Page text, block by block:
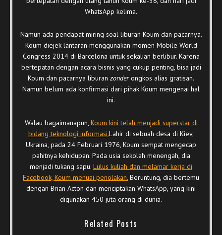
WhatsApp kelima.
Namun ada pendapat miring soal liburan Koum dan pacarnya.
Koum diejek lantaran menggunakan momen Mobile World
Congress 2014 di Barcelona untuk sekalian berlibur. Karena
bertepatan dengan acara bisnis yang cukup penting, bisa jadi
Koum dan pacarnya liburan zonderongkos alias gratisan.
Namun belum ada konfirmasi dari pihak Koum mengenai hal
ini.
Walau bagaimanapun, Koum kini telah menjadi superstar di
bidang teknologi informasi.Lahir di sebuah desa di Kiev,
Ukraina, pada 24 Februari 1976, Koum sempat mengecap
pahitnya kehidupan. Pada usia sekolah menengah, dia
menjadi tukang sapu. Lulus kuliah dan melamar kerja di
Facebook, Koum menuai penolakan. Beruntung, dia bertemu
dengan Brian Acton dan menciptakan WhatsApp, yang kini
digunakan 450 juta orang di dunia.
Related Posts